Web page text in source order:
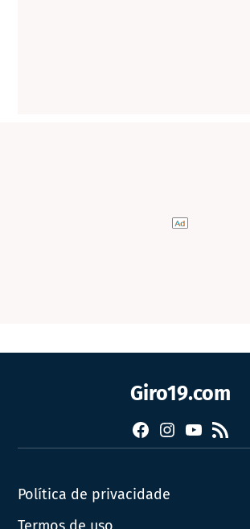
Giro19.com
FacebookInstagram
YouTube
RSS
Política de privacidade